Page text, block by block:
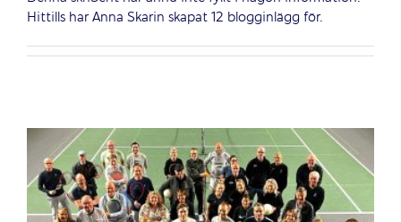
Hittills har Anna Skarin skapat 12 blogginlägg för.